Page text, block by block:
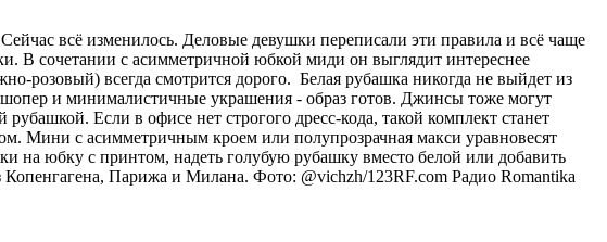
всё изменилось. Деловые девушки переписали эти правила и всё чаще
В сочетании с асимметричной юбкой миди он выглядит интереснее
розовый) всегда смотрится дорого. Белая рубашка никогда не выйдет из
и минималистичные украшения - образ готов. Джинсы тоже могут
Если в офисе нет строгого дресс-кода, такой комплект станет
Мини с асимметричным кроем или полупрозрачная макси уравновесят
на юбку с принтом, надеть голубую рубашку вместо белой или добавить
Парижа и Милана. Фото: @vichzh/123RF.com Радио Romantika